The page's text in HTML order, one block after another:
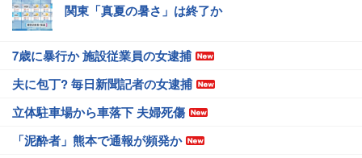
関東「真夏の暑さ」は終了か
7歳に暴行か 施設従業員の女逮捕
夫に包丁? 毎日新聞記者の女逮捕
立体駐車場から車落下 夫婦死傷
「泥酔者」熊本で通報が頻発か